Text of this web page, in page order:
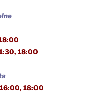
18:00
18:00